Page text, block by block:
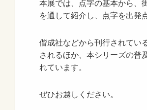
本展では、点字の基本から、
を通して紹介し、点字を出発
偕成社などから刊行されてい
されるほか、本シリーズの普
れています。
ぜひお越しください。